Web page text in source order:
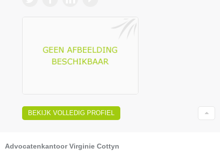
BEKIJK VOLLEDIG PROFIEL
Advocatenkantoor Virginie Cottyn